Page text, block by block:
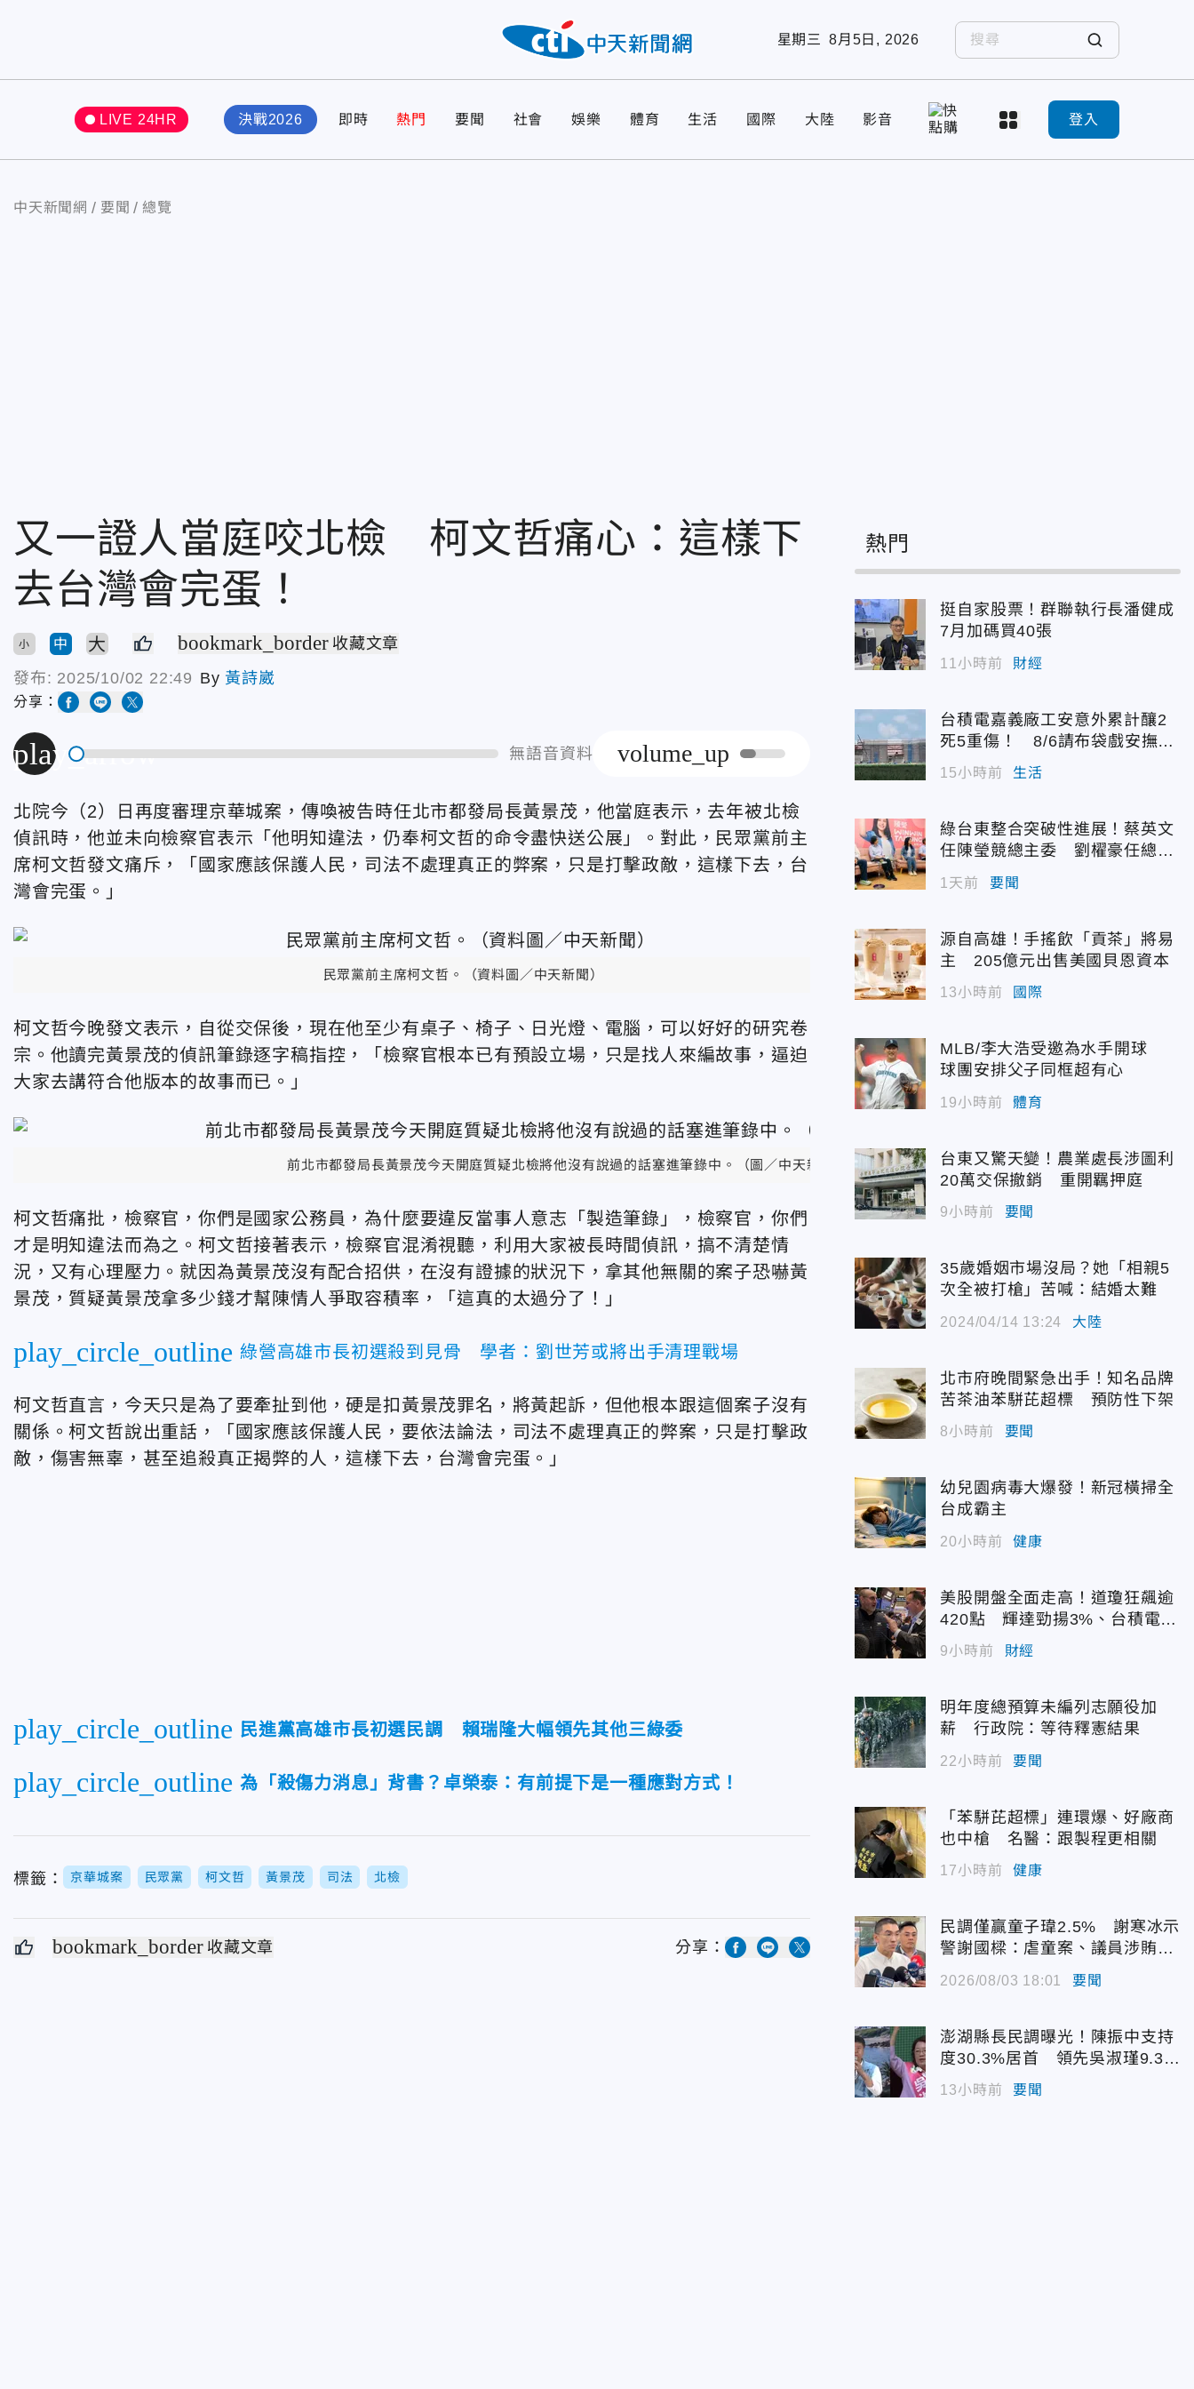
星期三 8月5日, 2026
LIVE 24HR 決戰2026 即時 熱門 要聞 社會 娛樂 體育 生活 國際 大陸 影音 登入
中天新聞網 要聞 總覽
又一證人當庭咬北檢 柯文哲痛心：這樣下
去台灣會完蛋！
小 中 大 bookmark_border 收藏文章
發布: 2025/10/02 22:49 By 黃詩崴
分享：
play_arrow 無語音資料 volume_up
北院今（2）日再度審理京華城案，傳喚被告時任北市都發局長黃景茂，他當庭表示，去年被北檢
偵訊時，他並未向檢察官表示「他明知違法，仍奉柯文哲的命令盡快送公展」。對此，民眾黨前主
席柯文哲發文痛斥，「國家應該保護人民，司法不處理真正的弊案，只是打擊政敵，這樣下去，台
灣會完蛋。」
民眾黨前主席柯文哲。（資料圖／中天新聞）
柯文哲今晚發文表示，自從交保後，現在他至少有桌子、椅子、日光燈、電腦，可以好好的研究卷
宗。他讀完黃景茂的偵訊筆錄逐字稿指控，「檢察官根本已有預設立場，只是找人來編故事，逼迫
大家去講符合他版本的故事而已。」
前北市都發局長黃景茂今天開庭質疑北檢將他沒有說過的話塞進筆錄中。（圖／中天新聞）
柯文哲痛批，檢察官，你們是國家公務員，為什麼要違反當事人意志「製造筆錄」，檢察官，你們
才是明知違法而為之。柯文哲接著表示，檢察官混淆視聽，利用大家被長時間偵訊，搞不清楚情
況，又有心理壓力。就因為黃景茂沒有配合招供，在沒有證據的狀況下，拿其他無關的案子恐嚇黃
景茂，質疑黃景茂拿多少錢才幫陳情人爭取容積率，「這真的太過分了！」
play_circle_outline 綠營高雄市長初選殺到見骨 學者：劉世芳或將出手清理戰場
柯文哲直言，今天只是為了要牽扯到他，硬是扣黃景茂罪名，將黃起訴，但他根本跟這個案子沒有
關係。柯文哲說出重話，「國家應該保護人民，要依法論法，司法不處理真正的弊案，只是打擊政
敵，傷害無辜，甚至追殺真正揭弊的人，這樣下去，台灣會完蛋。」
play_circle_outline 民進黨高雄市長初選民調 賴瑞隆大幅領先其他三綠委
play_circle_outline 為「殺傷力消息」背書？卓榮泰：有前提下是一種應對方式！
標籤： 京華城案 民眾黨 柯文哲 黃景茂 司法 北檢
bookmark_border 收藏文章 分享：
熱門
挺自家股票！群聯執行長潘健成
7月加碼買40張
11小時前 財經
台積電嘉義廠工安意外累計釀2
死5重傷！ 8/6請布袋戲安撫好
兄弟
15小時前 生活
綠台東整合突破性進展！蔡英文
任陳瑩競總主委 劉櫂豪任總幹
1天前 要聞
源自高雄！手搖飲「貢茶」將易
主 205億元出售美國貝恩資本
13小時前 國際
MLB/李大浩受邀為水手開球
球團安排父子同框超有心
19小時前 體育
台東又驚天變！農業處長涉圖利
20萬交保撤銷 重開羈押庭
9小時前 要聞
35歲婚姻市場沒局？她「相親5
次全被打槍」苦喊：結婚太難
2024/04/14 13:24 大陸
北市府晚間緊急出手！知名品牌
苦茶油苯駢芘超標 預防性下架
8小時前 要聞
幼兒園病毒大爆發！新冠橫掃全
台成霸主
20小時前 健康
美股開盤全面走高！道瓊狂飆逾
420點 輝達勁揚3%、台積電A
DR續強
9小時前 財經
明年度總預算未編列志願役加
薪 行政院：等待釋憲結果
22小時前 要聞
「苯駢芘超標」連環爆、好廠商
也中槍 名醫：跟製程更相關
17小時前 健康
民調僅贏童子瑋2.5% 謝寒冰示
警謝國樑：虐童案、議員涉賄雙
2026/08/03 18:01 要聞
澎湖縣長民調曝光！陳振中支持
度30.3%居首 領先吳淑瑾9.3個
百分點
13小時前 要聞